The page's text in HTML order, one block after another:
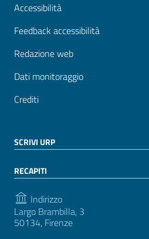
Accessibilità
Feedback accessibilità
Redazione web
Dati monitoraggio
Crediti
SCRIVI URP
RECAPITI
Indirizzo
Largo Brambilla, 3
50134, Firenze